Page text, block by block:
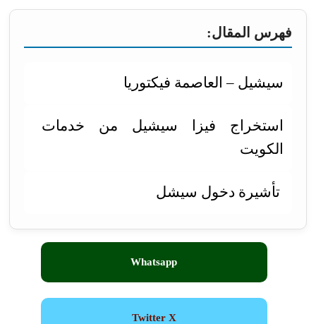
فهرس المقال:
سيشيل – العاصمة فيكتوريا
استخراج فيزا سيشيل من خدمات
الكويت
تأشيرة دخول سيشل
Whatsapp
Twitter X